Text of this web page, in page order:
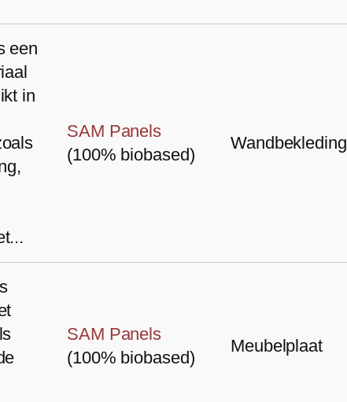
een
in
SAM Panels
(100% biobased)
Wandbekleding
SAM Panels
(100% biobased)
Meubelplaat